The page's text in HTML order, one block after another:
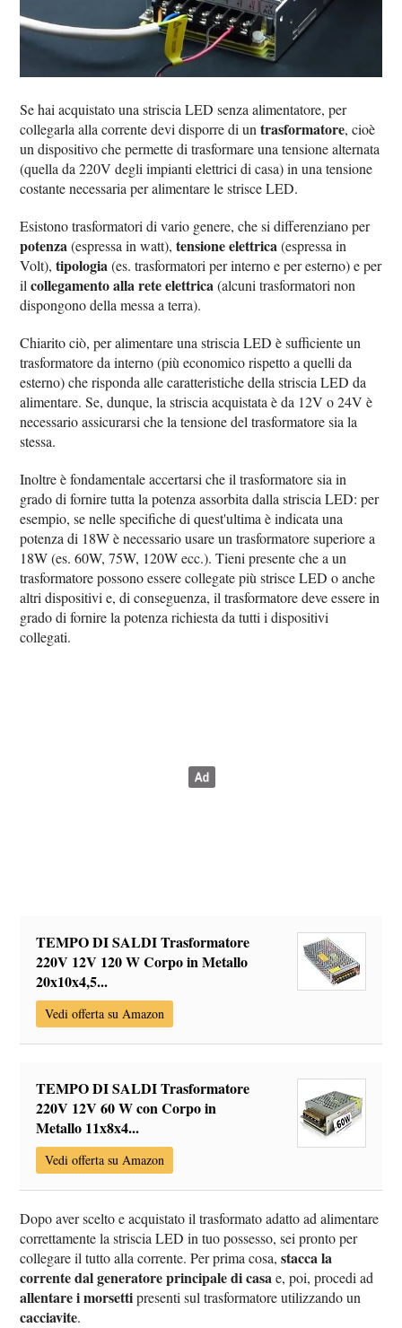
Se hai acquistato una striscia LED senza alimentatore, per
collegarla alla corrente devi disporre di untrasformatore, cioè
un dispositivo che permette di trasformare una tensione alternata
(quella da 220V degli impianti elettrici di casa) in una tensione
costante necessaria per alimentare le strisce LED.
Esistono trasformatori di vario genere, che si differenziano per
potenza (espressa in watt),tensione elettrica (espressa in
Volt),tipologia (es. trasformatori per interno e per esterno) e per
ilcollegamento alla rete elettrica (alcuni trasformatori non
dispongono della messa a terra).
Chiarito ciò, per alimentare una striscia LED è sufficiente un
trasformatore da interno (più economico rispetto a quelli da
esterno) che risponda alle caratteristiche della striscia LED da
alimentare. Se, dunque, la striscia acquistata è da 12V o 24V è
necessario assicurarsi che la tensione del trasformatore sia la
stessa.
Inoltre è fondamentale accertarsi che il trasformatore sia in
grado di fornire tutta la potenza assorbita dalla striscia LED: per
esempio, se nelle specifiche di quest'ultima è indicata una
potenza di 18W è necessario usare un trasformatore superiore a
18W (es. 60W, 75W, 120W ecc.). Tieni presente che a un
trasformatore possono essere collegate più strisce LED o anche
altri dispositivi e, di conseguenza, il trasformatore deve essere in
grado di fornire la potenza richiesta da tutti i dispositivi
collegati.
TEMPO DI SALDI Trasformatore
220V 12V 120 W Corpo in Metallo
20x10x4,5...
Vedi offerta su Amazon
TEMPO DI SALDI Trasformatore
220V 12V 60 W con Corpo in
Metallo 11x8x4...
Vedi offerta su Amazon
Dopo aver scelto e acquistato il trasformato adatto ad alimentare
correttamente la striscia LED in tuo possesso, sei pronto per
collegare il tutto alla corrente. Per prima cosa,stacca la
corrente dal generatore principale di casa e, poi, procedi ad
allentare i morsettipresenti sul trasformatore utilizzando un
cacciavite.